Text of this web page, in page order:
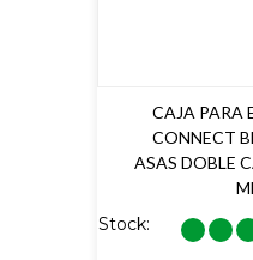
CAJA PARA
CONNECT
ASAS DOBLE
Stock: